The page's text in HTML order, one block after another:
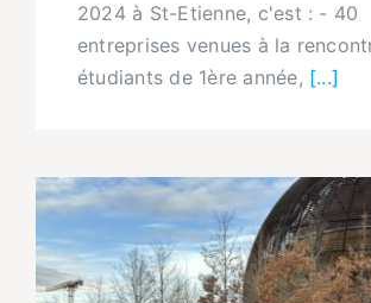
2024 à St-Etienne, c'est : - 40
entreprises venues à la
étudiants de 1ère année, [...]